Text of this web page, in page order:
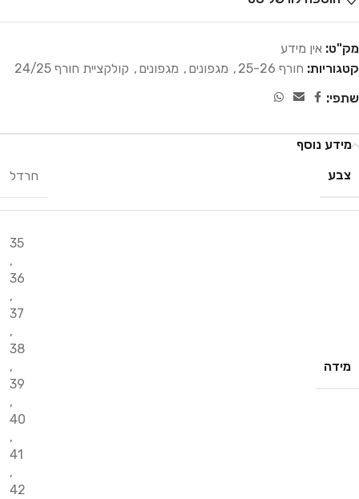
מק"ט: אין מידע
קטגוריות: חורף 25-26 , מגפונים , מגפונים , קולקציית חורף 24/25
שתפי:
מידע נוסף
צבע
חרדל
מידה
35
,
36
,
37
,
38
,
39
,
40
,
41
,
42